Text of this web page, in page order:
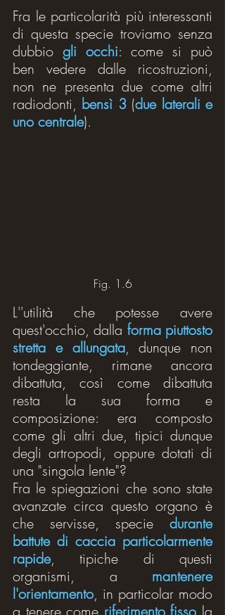
Fra le particolarità più interessanti
di questa specie troviamo senza
dubbio gli occhi: come si può
ben vedere dalle ricostruzioni,
non ne presenta due come altri
radiodonti, bensì 3 (due laterali e
uno centrale).
Fig. 1.6
L''utilità che potesse avere
quest'occhio, dalla forma piuttosto
stretta e allungata, dunque non
tondeggiante, rimane ancora
dibattuta, così come dibattuta
resta la sua forma e
composizione: era composto
come gli altri due, tipici dunque
degli artropodi, oppure dotati di
una "singola lente"?
Fra le spiegazioni che sono state
avanzate circa questo organo è
che servisse, specie durante
battute di caccia particolarmente
rapide, tipiche di questi
organismi, a mantenere
l'orientamento, in particolar modo